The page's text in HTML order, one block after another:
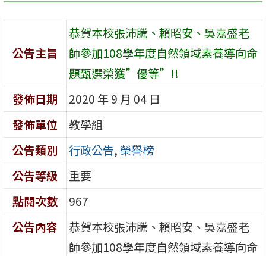
公告主旨
恭賀本校張沛騰、賴昭安、吳嘉盛老
師參加108學年度自然領域素養導向命
題甄選榮獲”優等”!!
發佈日期
2020 年 9 月 04 日
發佈單位
教學組
公告類別
行政公告, 榮譽榜
公告等級
重要
點閱次數
967
公告內容
恭賀本校張沛騰、賴昭安、吳嘉盛老
師參加108學年度自然領域素養導向命